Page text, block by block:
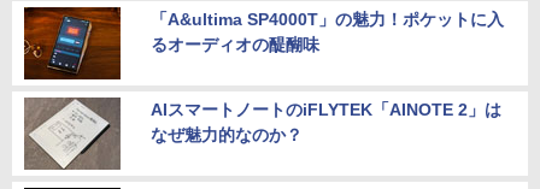
「A&ultima SP4000T」の魅力！ポケットに入
るオーディオの醍醐味
AIスマートノートのiFLYTEK「AINOTE 2」は
なぜ魅力的なのか？